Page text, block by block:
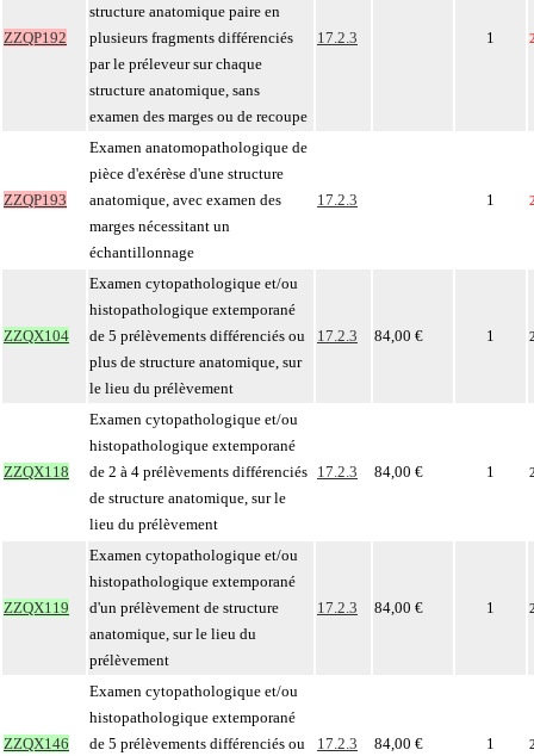
ZZQP192
structure anatomique paire en
plusieurs fragments différenciés
par le préleveur sur chaque
structure anatomique, sans
examen des marges ou de recoupe
17.2.3 1
ZZQP193
Examen anatomopathologique de
pièce d'exérèse d'une structure
anatomique, avec examen des
marges nécessitant un
échantillonnage
17.2.3 1
ZZQX104
Examen cytopathologique et/ou
histopathologique extemporané
de 5 prélèvements différenciés ou
plus de structure anatomique, sur
le lieu du prélèvement
17.2.3 84,00 € 1
ZZQX118
Examen cytopathologique et/ou
histopathologique extemporané
de 2 à 4 prélèvements différenciés
de structure anatomique, sur le
lieu du prélèvement
17.2.3 84,00 € 1
ZZQX119
Examen cytopathologique et/ou
histopathologique extemporané
d'un prélèvement de structure
anatomique, sur le lieu du
prélèvement
17.2.3 84,00 € 1
ZZQX146
Examen cytopathologique et/ou
histopathologique extemporané
de 5 prélèvements différenciés ou
17.2.3 84,00 € 1